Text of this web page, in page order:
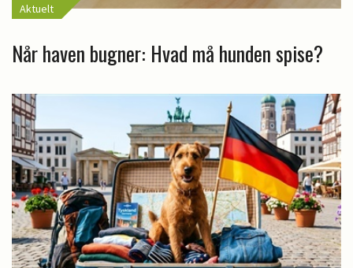
Aktuelt
Når haven bugner: Hvad må hunden spise?